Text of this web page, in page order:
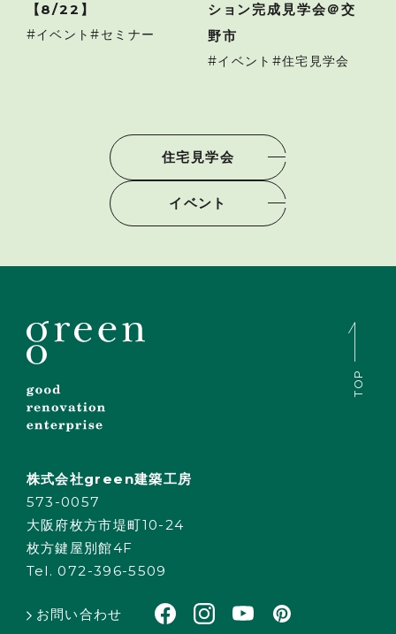
【8/22】
イベント セミナー
ション完成見学会＠交
野市
イベント 住宅見学会
住宅見学会
イベント
株式会社green建築工房
573-0057
大阪府枚方市堤町10-24
枚方鍵屋別館4F
Tel. 072-396-5509
お問い合わせ
TOP